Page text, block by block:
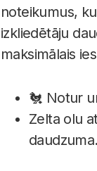
noteikumus,
izkliedētāju
maksimālais
🐔 Notur
Zelta olu
daudzuma.